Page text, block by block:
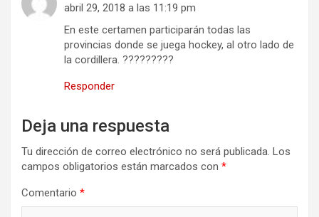
abril 29, 2018 a las 11:19 pm
En este certamen participarán todas las
provincias donde se juega hockey, al otro lado de
la cordillera. ?????????
Responder
Deja una respuesta
Tu dirección de correo electrónico no será publicada. Los
campos obligatorios están marcados con *
Comentario *